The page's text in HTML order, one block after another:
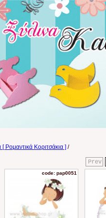
[ Ρομαντικά Κοριτσάκια ] /
Prev
code: pap0051